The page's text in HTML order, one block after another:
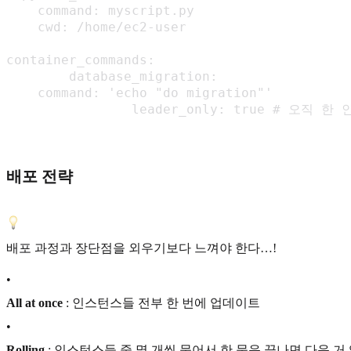
    command: myscript.py
    cwd: /home/ec2-user
container_commands:
    command: 'echo "do migration"'
leader_only: true # 오직 한
배포 전략
배포 과정과 장단점을 외우기보다 느껴야 한다…!
•
All at once : 인스턴스들 전부 한 번에 업데이트
•